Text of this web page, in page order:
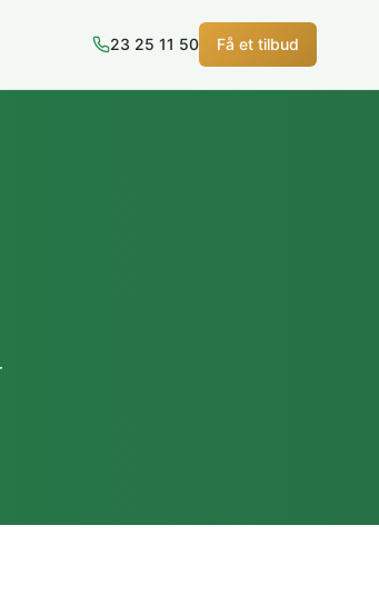
23 25 11 50 Få et tilbud